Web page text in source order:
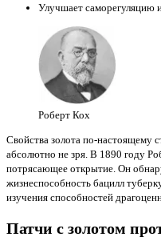
Улучшает саморегуляцию
Роберт Кох
Свойства золота по-настоящему
абсолютно не зря. В 1890 году
потрясающее открытие. Он
жизнеспособность бацилл
изучения способностей
Патчи с золотом